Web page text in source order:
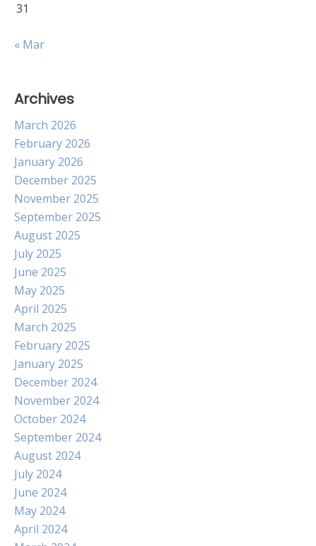
31
« Mar
Archives
March 2026
February 2026
January 2026
December 2025
November 2025
September 2025
August 2025
July 2025
June 2025
May 2025
April 2025
March 2025
February 2025
January 2025
December 2024
November 2024
October 2024
September 2024
August 2024
July 2024
June 2024
May 2024
April 2024